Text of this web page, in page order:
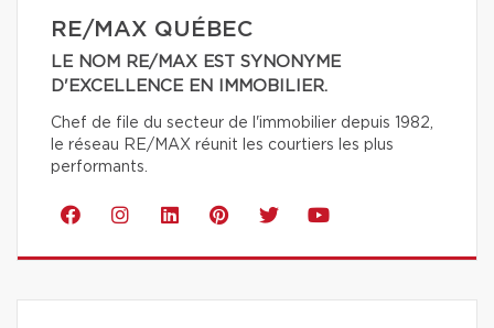
RE/MAX QUÉBEC
LE NOM RE/MAX EST SYNONYME
D'EXCELLENCE EN IMMOBILIER.
Chef de file du secteur de l'immobilier depuis 1982,
le réseau RE/MAX réunit les courtiers les plus
performants.